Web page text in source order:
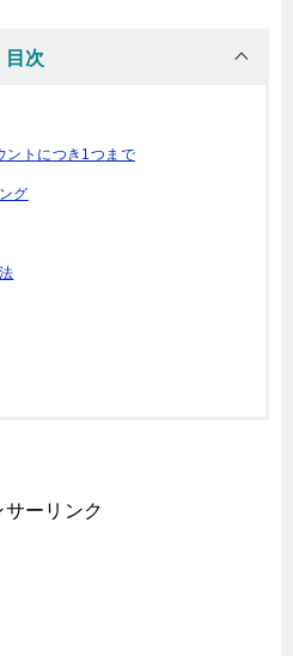
目次
ントにつき1つまで
グ
サーリンク